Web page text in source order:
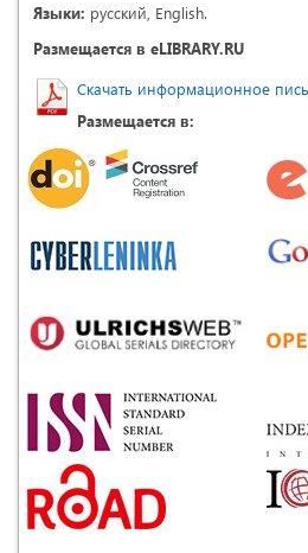
Языки: русский, English.
Размещается в eLIBRARY.RU
Скачать информационное
Размещается в: